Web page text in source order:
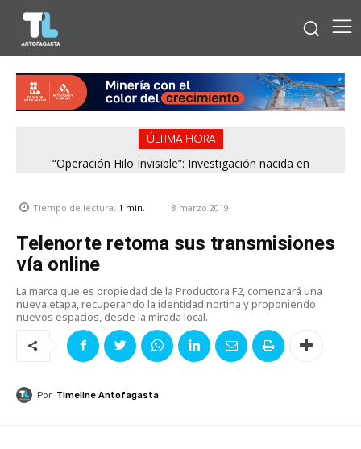
ÚLTIMA HORA
“Operación Hilo Invisible”: Investigación nacida en
Tiempo de lectura: 1 min. 8 marzo 2019
Telenorte retoma sus transmisiones
vía online
La marca que es propiedad de la Productora F2, comenzará una
nueva etapa, recuperando la identidad nortina y proponiendo
nuevos espacios, desde la mirada local.
Por Timeline Antofagasta